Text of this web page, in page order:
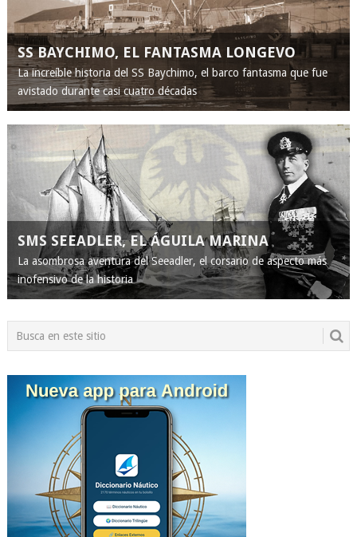
SS BAYCHIMO, EL FANTASMA LONGEVO
La increíble historia del SS Baychimo, el barco fantasma que fue
avistado durante casi cuatro décadas
SMS SEEADLER, EL ÁGUILA MARINA
La asombrosa aventura del Seeadler, el corsario de aspecto más
inofensivo de la historia